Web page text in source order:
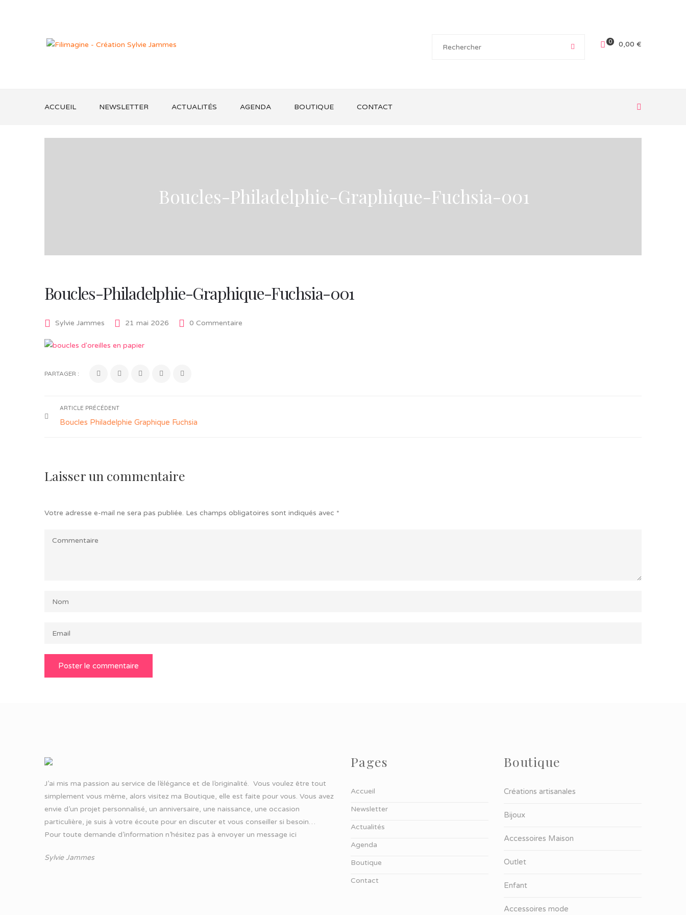
0 0,00 €
ACCUEIL NEWSLETTER ACTUALITÉS AGENDA BOUTIQUE CONTACT
Boucles-Philadelphie-Graphique-Fuchsia-001
Boucles-Philadelphie-Graphique-Fuchsia-001
Sylvie Jammes 21 mai 2026 0 Commentaire
PARTAGER :
ARTICLE PRÉCÉDENT
Boucles Philadelphie Graphique Fuchsia
Laisser un commentaire
Votre adresse e-mail ne sera pas publiée. Les champs obligatoires sont indiqués avec *
J’ai mis ma passion au service de l’élégance et de l’originalité. Vous voulez être tout
simplement vous même, alors visitez ma Boutique, elle est faite pour vous. Vous avez
envie d’un projet personnalisé, un anniversaire, une naissance, une occasion
particulière, je suis à votre écoute pour en discuter et vous conseiller si besoin…
Pour toute demande d’information n’hésitez pas à envoyer un message ici
Sylvie Jammes
Pages
Accueil
Newsletter
Actualités
Agenda
Boutique
Contact
Boutique
Créations artisanales
Bijoux
Accessoires Maison
Outlet
Enfant
Accessoires mode